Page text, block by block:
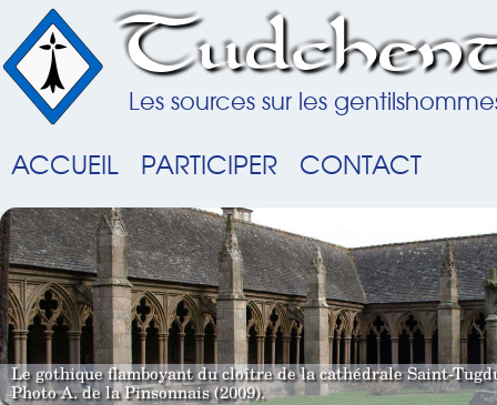
Les sources sur les
ACCUEIL PARTICIPER CONTACT
Le gothique flamboyant du cloître de la cathédrale Saint-
Photo A. de la Pinsonnais (2009).